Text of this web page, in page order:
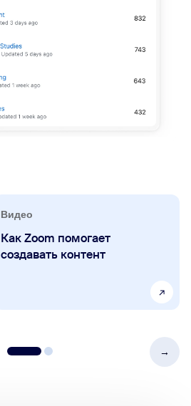
Видео
Как Zoom помогает
создавать контент